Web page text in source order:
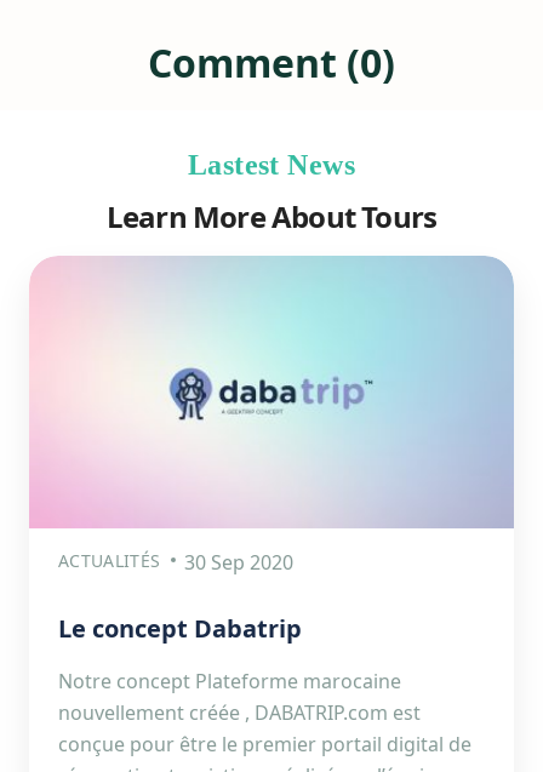
Comment (0)
Lastest News
Learn More About Tours
ACTUALITÉS 30 Sep 2020
Le concept Dabatrip
Notre concept Plateforme marocaine
nouvellement créée , DABATRIP.com est
conçue pour être le premier portail digital de